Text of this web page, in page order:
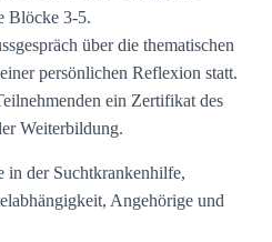
Blöcke 3-5.
über die thematischen
persönlichen Reflexion statt.
ein Zertifikat des
Weiterbildung.
in der Suchtkrankenhilfe,
Angehörige und